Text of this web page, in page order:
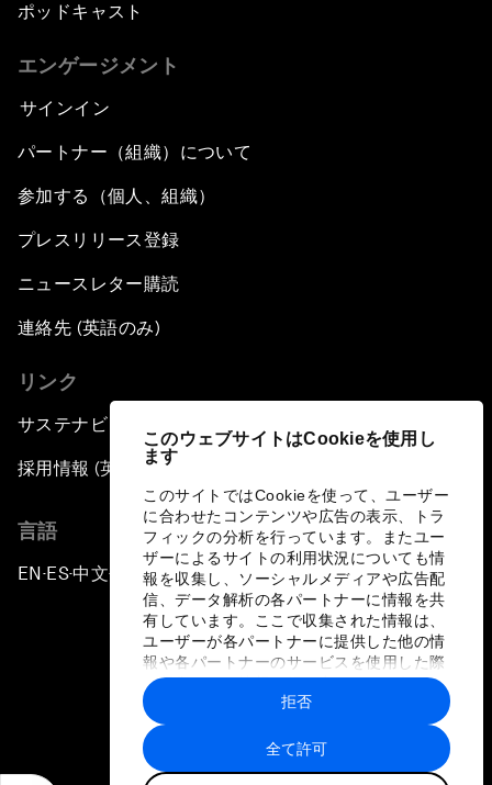
このウェブサイトはCookieを使用し
ます
このサイトではCookieを使って、ユーザー
に合わせたコンテンツや広告の表示、トラ
フィックの分析を行っています。またユー
ザーによるサイトの利用状況についても情
報を収集し、ソーシャルメディアや広告配
信、データ解析の各パートナーに情報を共
有しています。ここで収集された情報は、
ユーザーが各パートナーに提供した他の情
報や各パートナーのサービスを使用した際
に収集された情報と組み合わされ、各パー
トナーによって使用されることがありま
す。
全て許可
拒否
ポッドキャスト
エンゲージメント
サインイン
パートナー（組織）について
参加する（個人、組織）
プレスリリース登録
ニュースレター購読
連絡先 (英語のみ)
リンク
サステナビリティへの取り組み
採用情報 (英語のみ)
言語
EN ▪ES▪中文▪ 日本語
プライバシーポリシーと利用規約
サイトマップ